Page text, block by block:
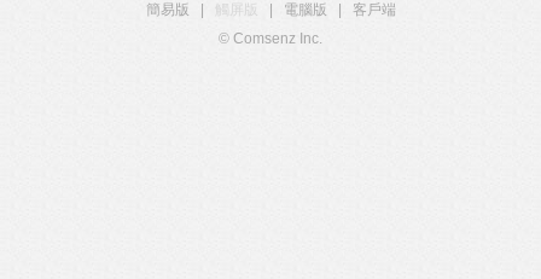
簡易版
觸屏版 電腦版
客戶端
© Comsenz Inc.